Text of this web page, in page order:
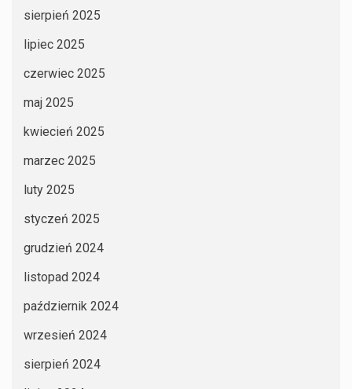
sierpień 2025
lipiec 2025
czerwiec 2025
maj 2025
kwiecień 2025
marzec 2025
luty 2025
styczeń 2025
grudzień 2024
listopad 2024
październik 2024
wrzesień 2024
sierpień 2024